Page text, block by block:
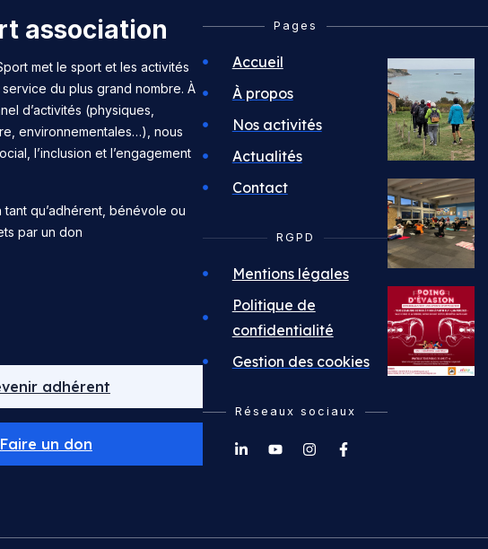
association
met le sport et les activités
du plus grand nombre. À
d’activités (physiques,
environnementales…), nous
l’inclusion et l’engagement
qu’adhérent, bénévole ou
par un don
adhérent
Faire un don
Pages
Accueil
À propos
Nos activités
Actualités
Contact
RGPD
Mentions légales
Politique de
confidentialité
Gestion des cookies
Réseaux sociaux